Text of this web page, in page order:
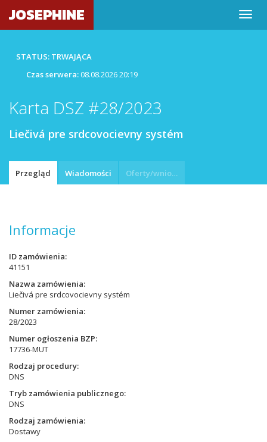
JOSEPHINE
STATUS: TRWAJĄCA
Czas serwera:08.08.2026 20:19
Karta DSZ #28/2023
Liečivá pre srdcovocievny systém
Przegląd Wiadomości Oferty/wnioski
Informacje
ID zamówienia
41151
Nazwa zamówienia
Liečivá pre srdcovocievny systém
Numer zamówienia
28/2023
Numer ogłoszenia BZP
17736-MUT
Rodzaj procedury
DNS
Tryb zamówienia publicznego
DNS
Rodzaj zamówienia
Dostawy